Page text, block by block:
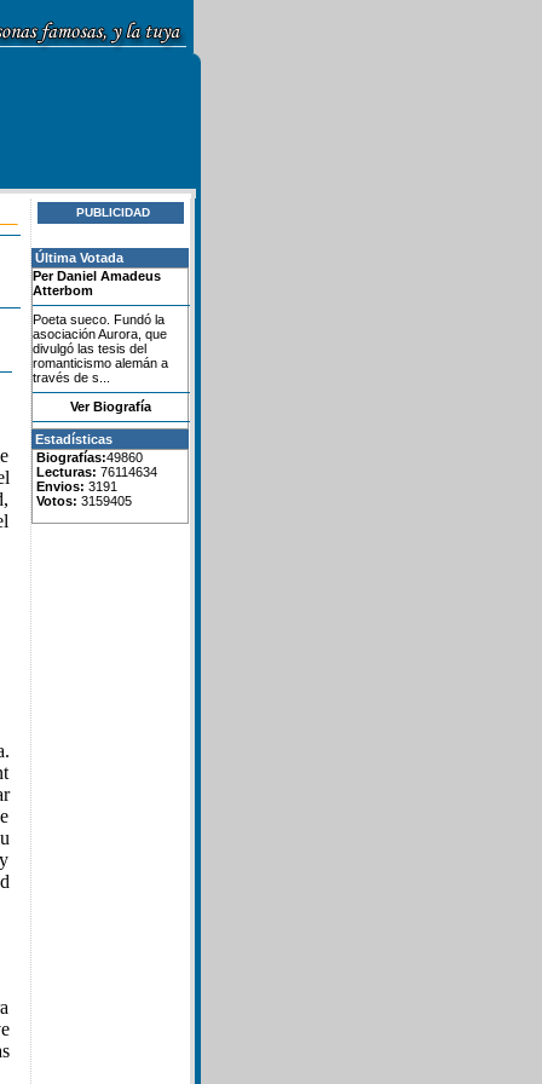
PUBLICIDAD
Última Votada
Per Daniel Amadeus
Atterbom
Poeta sueco. Fundó la
asociación Aurora, que
divulgó las tesis del
romanticismo alemán a
través de s...
Ver Biografía
Estadísticas
Biografías:49860
Lecturas: 76114634
Envios: 3191
Votos: 3159405